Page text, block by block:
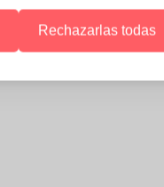
Rechazarlas todas